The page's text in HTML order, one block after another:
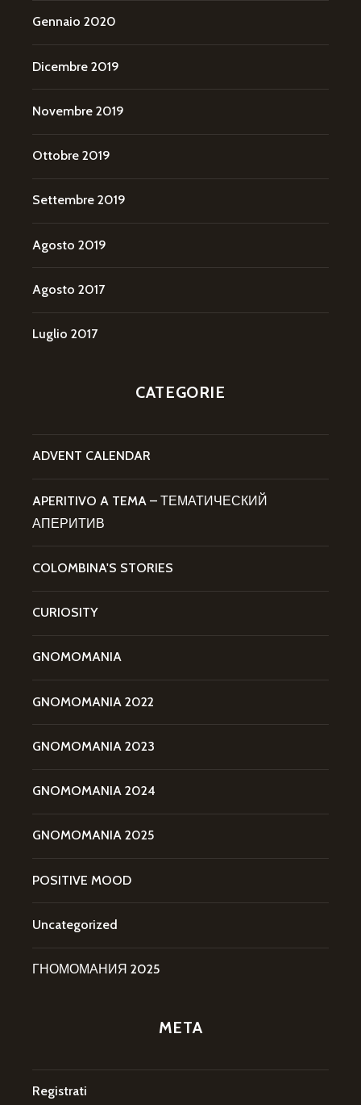
Gennaio 2020
Dicembre 2019
Novembre 2019
Ottobre 2019
Settembre 2019
Agosto 2019
Agosto 2017
Luglio 2017
CATEGORIE
ADVENT CALENDAR
APERITIVO A TEMA – ТЕМАТИЧЕСКИЙ
АПЕРИТИВ
COLOMBINA'S STORIES
CURIOSITY
GNOMOMANIA
GNOMOMANIA 2022
GNOMOMANIA 2023
GNOMOMANIA 2024
GNOMOMANIA 2025
POSITIVE MOOD
Uncategorized
ГНОМОМАНИЯ 2025
META
Registrati